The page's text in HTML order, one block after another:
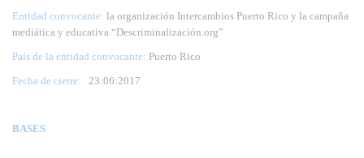
Entidad convocante: la organización Intercambios Puerto Rico y la campaña
mediática y educativa “Descriminalización.org”
País de la entidad convocante: Puerto Rico
Fecha de cierre: 23:06:2017
BASES